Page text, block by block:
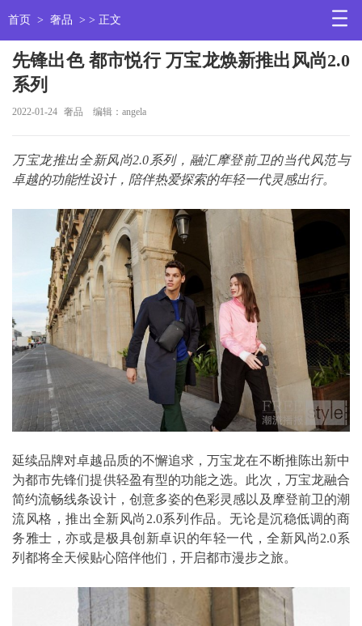
首页 > 奢品 > > 正文
先锋出色 都市悦行 万宝龙焕新推出风尚2.0
系列
2022-01-24 奢品 编辑：angela
万宝龙推出全新风尚2.0系列，融汇摩登前卫的当代风范与
卓越的功能性设计，陪伴热爱探索的年轻一代灵感出行。
延续品牌对卓越品质的不懈追求，万宝龙在不断推陈出新中
为都市先锋们提供轻盈有型的功能之选。此次，万宝龙融合
简约流畅线条设计，创意多姿的色彩灵感以及摩登前卫的潮
流风格，推出全新风尚2.0系列作品。无论是沉稳低调的商
务雅士，亦或是极具创新卓识的年轻一代，全新风尚2.0系
列都将全天候贴心陪伴他们，开启都市漫步之旅。